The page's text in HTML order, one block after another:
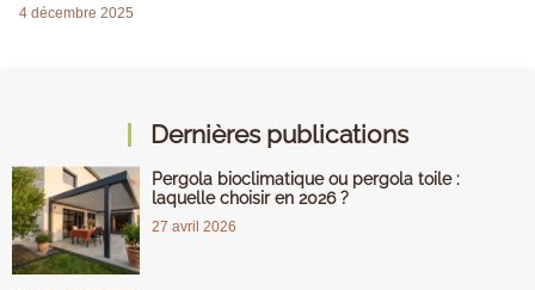
4 décembre 2025
Dernières publications
Pergola bioclimatique ou pergola toile :
laquelle choisir en 2026 ?
27 avril 2026